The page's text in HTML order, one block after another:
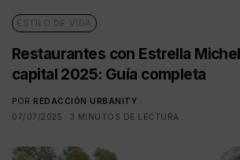
ESTILO DE VIDA
Restaurantes con Estrella
capital 2025: Guía completa
POR REDACCIÓN URBANITY
07/07/2025
3 MINUTOS DE LECTURA